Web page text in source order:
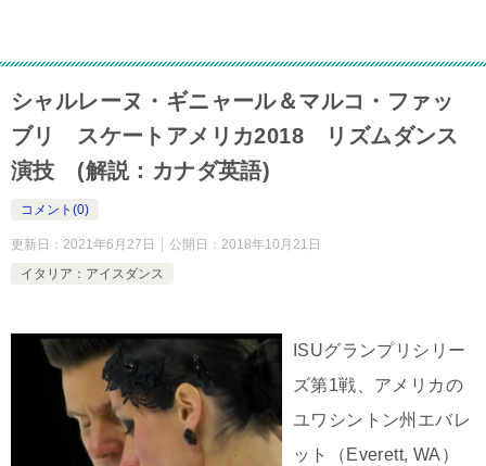
シャルレーヌ・ギニャール＆マルコ・ファッ
ブリ スケートアメリカ2018 リズムダンス
演技 (解説：カナダ英語)
コメント(0)
更新日： 2021年6月27日 公開日： 2018年10月21日
イタリア：アイスダンス
ISUグランプリシリー
ズ第1戦、アメリカの
ユワシントン州エバレ
ット（Everett, WA）